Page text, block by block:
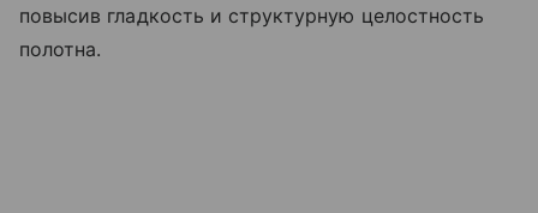
повысив гладкость и структурную целостность
полотна.